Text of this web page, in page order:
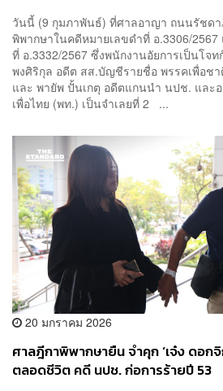
วันนี้ (9 กุมภาพันธ์) ที่ศาลอาญา ถนนรัชด
พิพากษาในคดีหมายเลขดำที่ อ.3306/
ที่ อ.3332/2567 ซึ่งพนักงานอัยการเป็นโจ
พงศิริกุล อดีต สส.บัญชีรายชื่อ พรรคเพื่อชา
และ พายัพ ปั้นเกตุ อดีตแกนนำ นปช. แล
เพื่อไทย (พท.) เป็นจำเลยที่ 2 ...
20 มกราคม 2026
ศาลฎีกาพิพากษายืน จำคุก ‘เจ๋ง ดอกจิ
ตลอดชีวิต คดี นปช. ก่อการร้ายปี 53